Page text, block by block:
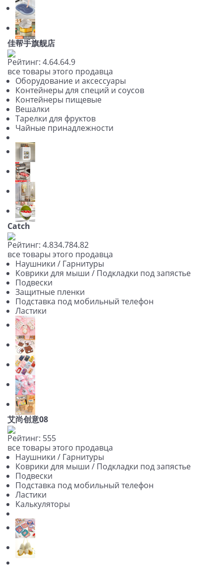
佳帮手旗舰店
Рейтинг: 4.64.64.9
все товары этого продавца
Оборудование и аксессуары
Контейнеры для специй и соусов
Контейнеры пищевые
Вешалки
Тарелки для фруктов
Чайные принадлежности
Catch
Рейтинг: 4.834.784.82
все товары этого продавца
Наушники / Гарнитуры
Коврики для мыши / Подкладки под запястье
Подвески
Защитные пленки
Подставка под мобильный телефон
Ластики
艾尚创意08
Рейтинг: 555
все товары этого продавца
Наушники / Гарнитуры
Коврики для мыши / Подкладки под запястье
Подвески
Подставка под мобильный телефон
Ластики
Калькуляторы